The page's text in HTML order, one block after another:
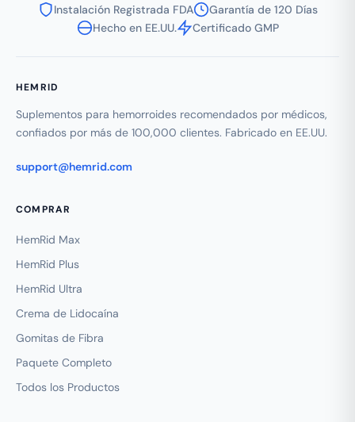
Instalación Registrada FDA
Garantía de 120 Días
Hecho en EE.UU.
Certificado GMP
HEMRID
Suplementos para hemorroides recomendados por médicos,
confiados por más de 100,000 clientes. Fabricado en EE.UU.
support@hemrid.com
COMPRAR
HemRid Max
HemRid Plus
HemRid Ultra
Crema de Lidocaína
Gomitas de Fibra
Paquete Completo
Todos los Productos